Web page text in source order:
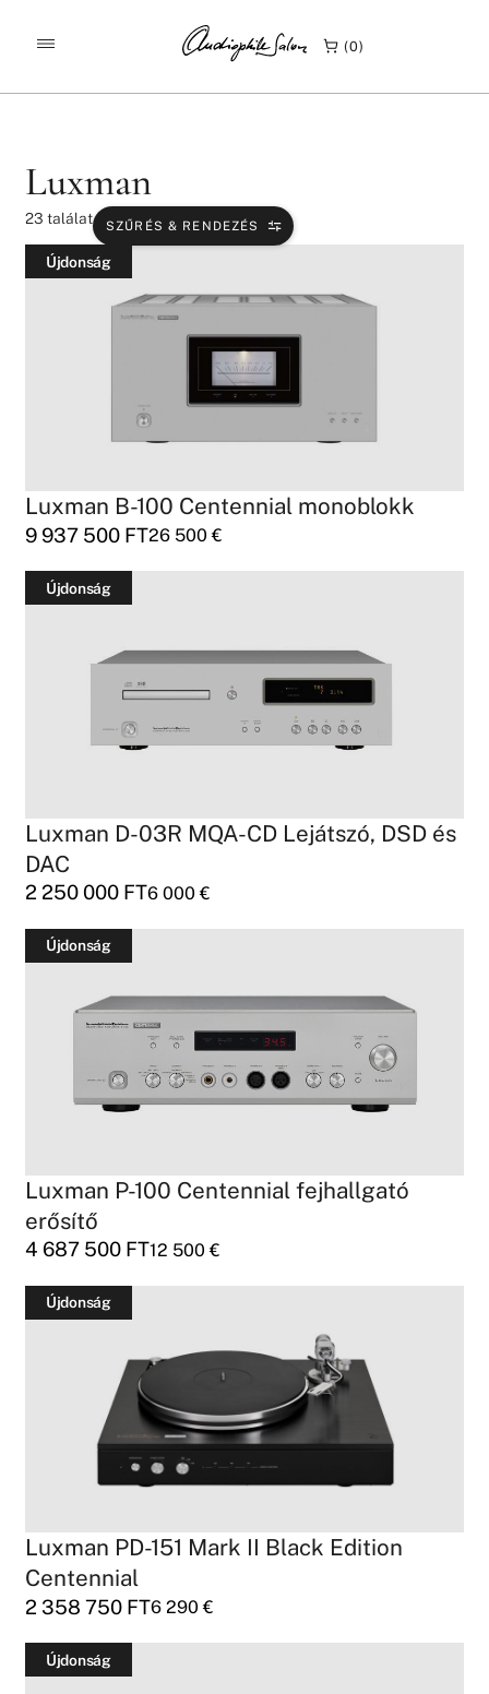
0
KEZDŐLAP TERMÉKEK / LUXMAN
Luxman
23 találat SZŰRÉS & RENDEZÉS
Újdonság
Luxman B-100 Centennial monoblokk
9 937 500 FT26 500€
Újdonság
Luxman D-03R MQA-CD Lejátszó, DSD és
DAC
2 250 000 FT6 000€
Újdonság
Luxman P-100 Centennial fejhallgató
erősítő
4 687 500 FT12 500€
Újdonság
Luxman PD-151 Mark II Black Edition
Centennial
2 358 750 FT6 290€
Újdonság